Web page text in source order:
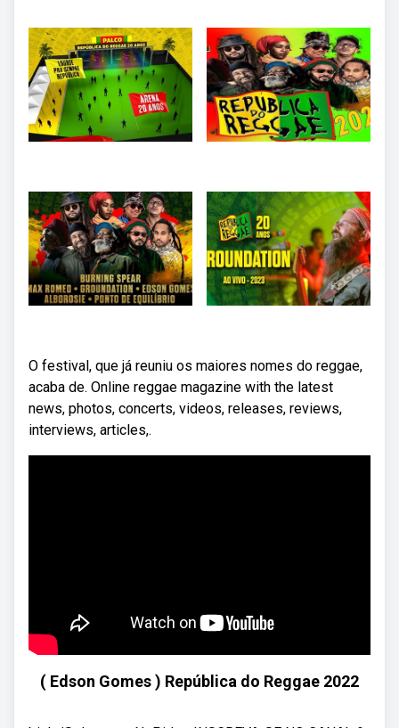
O festival, que já reuniu os maiores nomes do reggae,
acaba de. Online reggae magazine with the latest
news, photos, concerts, videos, releases, reviews,
interviews, articles,.
( Edson Gomes ) República do Reggae 2022